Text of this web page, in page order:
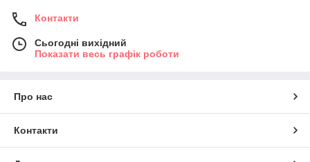
Контакти
Сьогодні вихідний
Показати весь графік роботи
Про нас
Контакти